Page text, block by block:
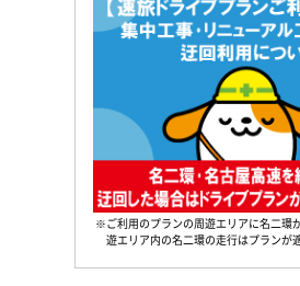
※ご利用のプランの周遊エリアに名二環
遊エリア内の名二環の走行はプランが